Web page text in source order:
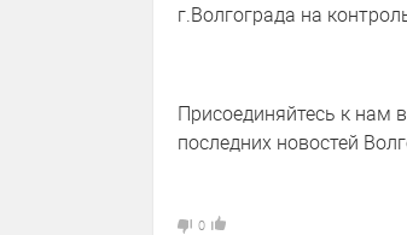
г.Волгограда на
Присоединяйтесь к нам в
последних новостей
0